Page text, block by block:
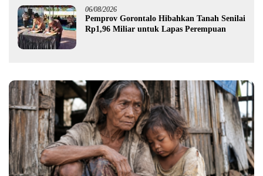
06/08/2026
Pemprov Gorontalo Hibahkan Tanah Senilai
Rp1,96 Miliar untuk Lapas Perempuan